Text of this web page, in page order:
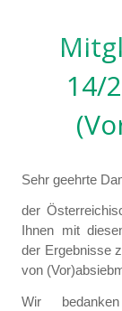
14/
Sehr geehrte
der
Ihnen mit
der Ergebnisse
von
Wir